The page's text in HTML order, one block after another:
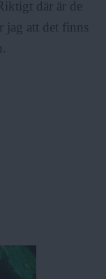
där är de
jag att det finns